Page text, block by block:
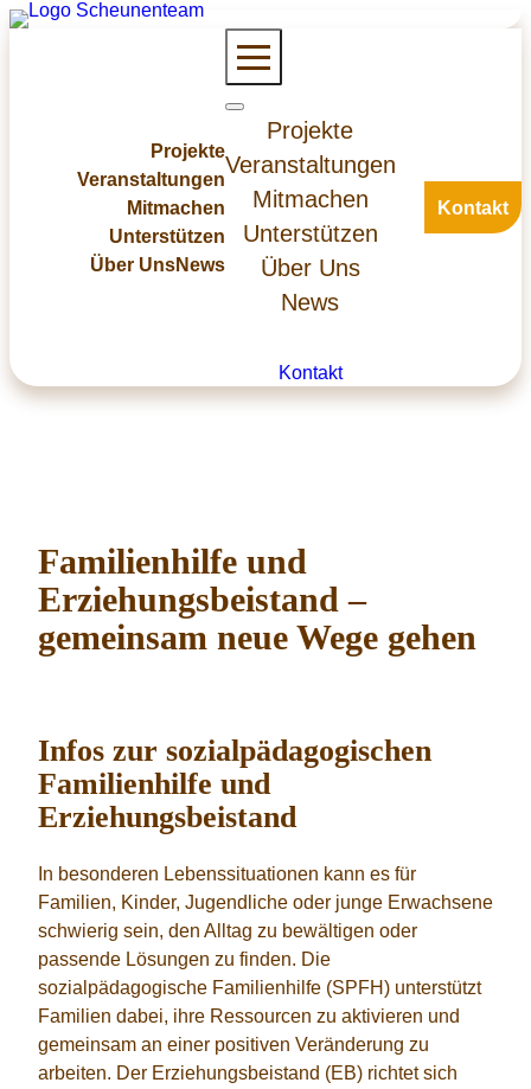
Zum
Projekte
Veranstaltungen
Mitmachen
Unterstützen
Über UnsNews
Projekte
Veranstaltungen
Mitmachen
Unterstützen
Über Uns
News
Kontakt
Kontakt
Familienhilfe und
Erziehungsbeistand –
gemeinsam neue Wege gehen
Infos zur sozialpädagogischen
Familienhilfe und
Erziehungsbeistand
In besonderen Lebenssituationen kann es für
Familien, Kinder, Jugendliche oder junge Erwachsene
schwierig sein, den Alltag zu bewältigen oder
passende Lösungen zu finden. Die
sozialpädagogische Familienhilfe (SPFH) unterstützt
Familien dabei, ihre Ressourcen zu aktivieren und
gemeinsam an einer positiven Veränderung zu
arbeiten. Der Erziehungsbeistand (EB) richtet sich